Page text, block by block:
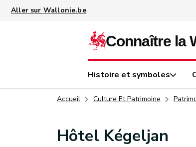
Histoire et symboles
Accueil Culture Et Patrimoine
Hôtel Kégeljan